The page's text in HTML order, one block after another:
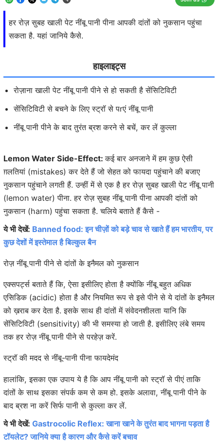
हर रोज़ सुबह खाली पेट नींबू पानी पीना आपकी दांतों को नुकसान पहुंचा
सकता है. यहां जानिये कैसे.
हाइलाइट्स
रोज़ाना खाली पेट नींबू पानी पीने से हो सकती है सेंसिटिविटी
सेंसिटिविटी से बचने के लिए स्ट्रॉ से पrएं नींबू पानी
नींबू पानी पीने के बाद तुरंत ब्रश करने से बचें, कर लें कुल्ला
Lemon Water Side-Effect:कई बार अनजाने में हम कुछ ऐसी
ग़लतियां (mistakes) कर देते हैं जो सेहत को फायदा पहुंचाने की बजाए
नुकसान पहुंचाने लगती हैं. उन्हीं में से एक है हर रोज़ सुबह खाली पेट नींबू पानी
(lemon water) पीना. हर रोज़ सुबह नींबू पानी पीना आपकी दांतों को
नुकसान (harm) पहुंचा सकता है. चलिये बताते हैं कैसे -
ये भी देखें: Banned food: इन चीज़ों को बड़े चाव से खाते हैं हम भारतीय, पर
कुछ देशों में इस्तेमाल है बिल्कुल बैन
रोज़ नींबू पानी पीने से दांतों के इनैमल को नुकसान
एक्सपर्ट्स बताते हैं कि, ऐसा इसीलिए होता है क्योंकि नींबू बहुत अधिक
एसिडिक (acidic) होता है और नियमित रूप से इसे पीने से ये दांतों के इनैमल
को ख़राब कर देता है. इसके साथ ही दांतों में संवेदनशीलता यानि कि
सेंसिटिविटी (sensitivity) की भी समस्या हो जाती है. इसीलिए लंबे समय
तक हर रोज़ नींबू पानी पीने से परहेज़ करें.
स्ट्रॉ की मदद से नींबू-पानी पीना फायदेमंद
हालांकि, इसका एक उपाय ये है कि आप नींबू पानी को स्ट्रॉ से पीएं ताकि
दांतों के साथ इसका संपर्क कम से कम हो. इसके अलावा, नींबू पानी पीने के
बाद ब्रश ना करें सिर्फ पानी से कुल्ला कर लें.
ये भी देखें: Gastrocolic Reflex: खाना खाने के तुरंत बाद भागना पड़ता है
टॉयलेट? जानिये क्या है कारण और कैसे करें बचाव